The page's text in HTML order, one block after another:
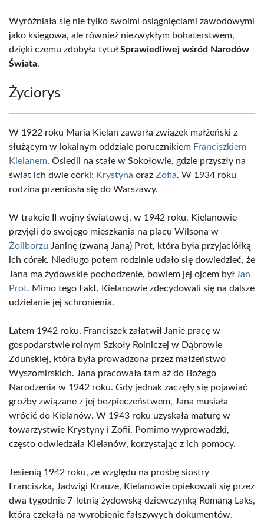
Wyróżniała się nie tylko swoimi osiągnięciami zawodowymi
jako księgowa, ale również niezwykłym bohaterstwem,
dzięki czemu zdobyła tytułSprawiedliwej wśród Narodów
Świata.
Życiorys
W 1922 roku Maria Kielan zawarła związek małżeński z
służącym w lokalnym oddziale porucznikiem Franciszkiem
Kielanem. Osiedli na stałe w Sokołowie, gdzie przyszły na
świat ich dwie córki: Krystyna oraz Zofia. W 1934 roku
rodzina przeniosła się do Warszawy.
W trakcie II wojny światowej, w 1942 roku, Kielanowie
przyjęli do swojego mieszkania na placu Wilsona w
Żoliborzu Janinę (zwaną Janą) Prot, która była przyjaciółką
ich córek. Niedługo potem rodzinie udało się dowiedzieć, że
Jana ma żydowskie pochodzenie, bowiem jej ojcem był Jan
Prot. Mimo tego Fakt, Kielanowie zdecydowali się na dalsze
udzielanie jej schronienia.
Latem 1942 roku, Franciszek załatwił Janie pracę w
gospodarstwie rolnym Szkoły Rolniczej w Dąbrowie
Zduńskiej, która była prowadzona przez małżeństwo
Wyszomirskich. Jana pracowała tam aż do Bożego
Narodzenia w 1942 roku. Gdy jednak zaczęły się pojawiać
groźby związane z jej bezpieczeństwem, Jana musiała
wrócić do Kielanów. W 1943 roku uzyskała maturę w
towarzystwie Krystyny i Zofii. Pomimo wyprowadzki,
często odwiedzała Kielanów, korzystając z ich pomocy.
Jesienią 1942 roku, ze względu na prośbę siostry
Franciszka, Jadwigi Krauze, Kielanowie opiekowali się przez
dwa tygodnie 7-letnią żydowską dziewczynką Romaną Laks,
która czekała na wyrobienie fałszywych dokumentów.